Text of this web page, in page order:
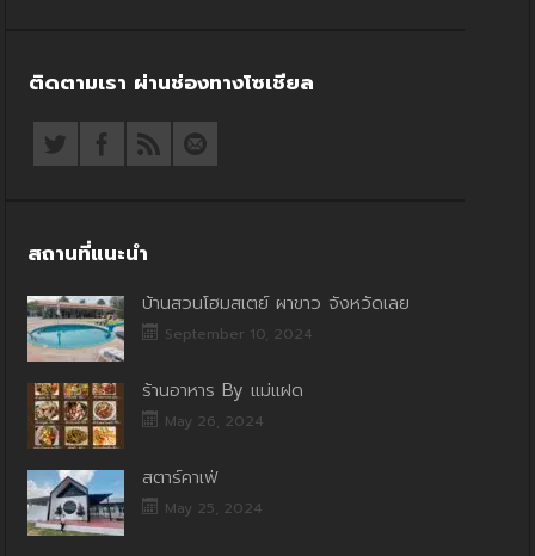
ติดตามเรา ผ่านช่องทางโซเชียล
สถานที่แนะนำ
บ้านสวนโฮมสเตย์ ผาขาว จังหวัดเลย
September 10, 2024
ร้านอาหาร By แม่แฝด
May 26, 2024
สตาร์คาเฟ่
May 25, 2024